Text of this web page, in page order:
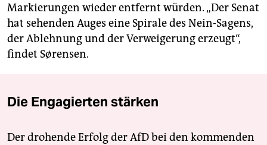
Markierungen wieder entfernt würden. „Der Senat
hat sehenden Auges eine Spirale des Nein-Sagens,
der Ablehnung und der Verweigerung erzeugt“,
findet Sørensen.
Die Engagierten stärken
Der drohende Erfolg der AfD bei den kommenden